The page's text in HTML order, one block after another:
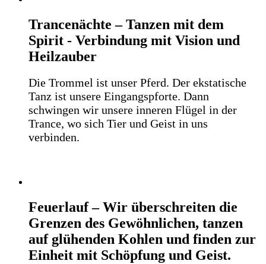
Trancenächte – Tanzen mit dem
Spirit - Verbindung mit Vision und
Heilzauber
Die Trommel ist unser Pferd. Der ekstatische
Tanz ist unsere Eingangspforte. Dann
schwingen wir unsere inneren Flügel in der
Trance, wo sich Tier und Geist in uns
verbinden.
Feuerlauf – Wir überschreiten die
Grenzen des Gewöhnlichen, tanzen
auf glühenden Kohlen und finden zur
Einheit mit Schöpfung und Geist.